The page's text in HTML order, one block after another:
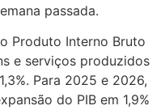
passada.
Produto Interno Bruto
e serviços produzidos
Para 2025 e 2026,
do PIB em 1,9%